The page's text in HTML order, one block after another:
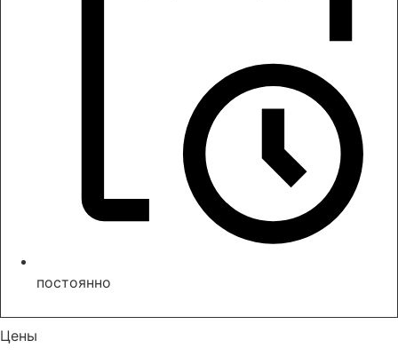
постоянно
Цены